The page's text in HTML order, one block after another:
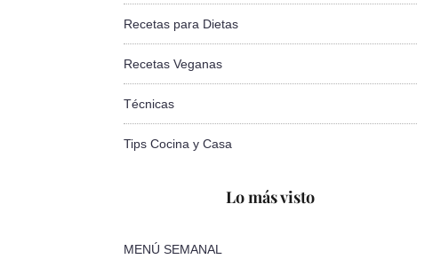
Recetas para Dietas
Recetas Veganas
Técnicas
Tips Cocina y Casa
Lo más visto
MENÚ SEMANAL